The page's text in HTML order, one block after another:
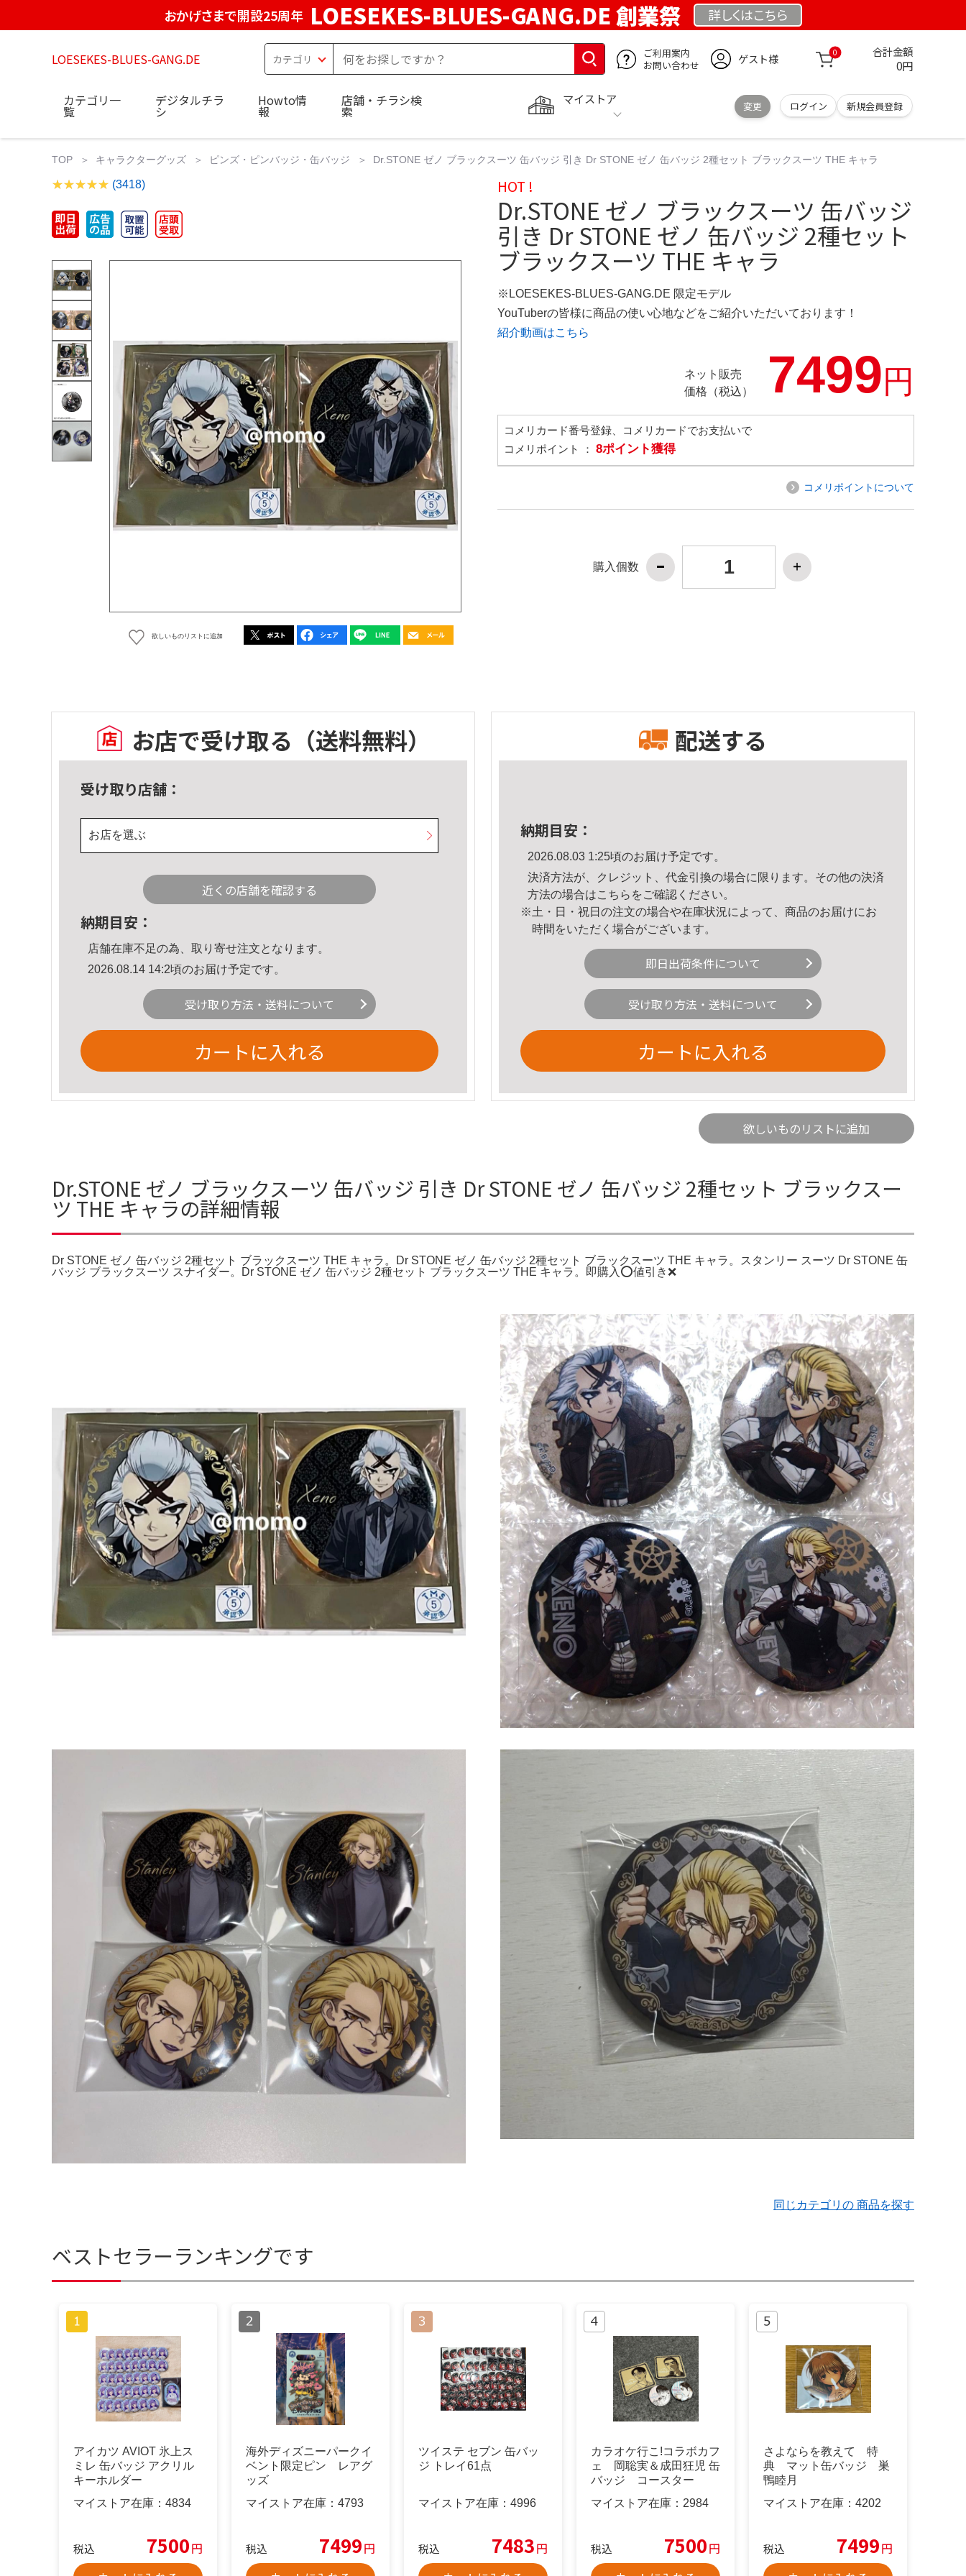
おかげさまで開設25周年 LOESEKES-BLUES-GANG.DE 創業祭 詳しくはこちら
LOESEKES-BLUES-GANG.DE
ご利用案内
お問い合わせ
ゲスト様 0 合計金額
0円
マイストア
変更 ログイン 新規会員登録
カテゴリ一
覧
デジタルチラ
シ
Howto情
報
店舗・チラシ検
索
TOP キャラクターグッズ ピンズ・ピンバッジ・缶バッジ Dr.STONE ゼノ ブラックスーツ 缶バッジ 引き Dr STONE ゼノ 缶バッジ 2種セット ブラックスーツ THE キャラ
(3418)
欲しいものリストに追加
HOT !
Dr.STONE ゼノ ブラックスーツ 缶バッジ
引き Dr STONE ゼノ 缶バッジ 2種セット
ブラックスーツ THE キャラ
※LOESEKES-BLUES-GANG.DE 限定モデル
YouTuberの皆様に商品の使い心地などをご紹介いただいております！
紹介動画はこちら
ネット販売
価格（税込）
7499円
コメリカード番号登録、コメリカードでお支払いで
コメリポイント ： 8ポイント獲得
コメリポイントについて
購入個数
お店で受け取る （送料無料）
受け取り店舗：
お店を選ぶ
近くの店舗を確認する
納期目安：
店舗在庫不足の為、取り寄せ注文となります。
2026.08.14 14:2頃のお届け予定です。
受け取り方法・送料について
カートに入れる
配送する
納期目安：
2026.08.03 1:25頃のお届け予定です。
決済方法が、クレジット、代金引換の場合に限ります。その他の決済
方法の場合はこちら をご確認ください。
※土・日・祝日の注文の場合や在庫状況によって、商品のお届けにお
時間をいただく場合がございます。
即日出荷条件について
受け取り方法・送料について
カートに入れる
欲しいものリストに追加
Dr.STONE ゼノ ブラックスーツ 缶バッジ 引き Dr STONE ゼノ 缶バッジ 2種セット ブラックスー
ツ THE キャラの詳細情報
Dr STONE ゼノ 缶バッジ 2種セット ブラックスーツ THE キャラ。Dr STONE ゼノ 缶バッジ 2種セット ブラックスーツ THE キャラ。スタンリー スーツ Dr STONE 缶
バッジ ブラックスーツ スナイダー。Dr STONE ゼノ 缶バッジ 2種セット ブラックスーツ THE キャラ。即購入⭕️値引き❌
同じカテゴリの 商品を探す
ベストセラーランキングです
アイカツ AVIOT 氷上ス
ミレ 缶バッジ アクリル
キーホルダー
マイストア在庫： 4834
税込 7500円
海外ディズニーパークイ
ベント限定ピン レアグ
ッズ
マイストア在庫： 4793
税込 7499円
ツイステ セブン 缶バッ
ジ トレイ61点
マイストア在庫： 4996
税込 7483円
カラオケ行こ!コラボカフ
ェ 岡聡実＆成田狂児 缶
バッジ コースター
マイストア在庫： 2984
税込 7500円
さよならを教えて 特
典 マット缶バッジ 巣
鴨睦月
マイストア在庫： 4202
税込 7499円